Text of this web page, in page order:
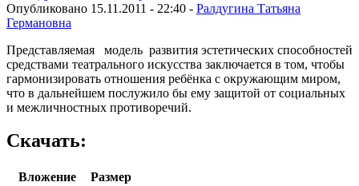
Опубликовано 15.11.2011 - 22:40 - Ралдугина Татьяна
Германовна
Представляемая модель развития эстетических способностей
средствами театрального искусства заключается в том, чтобы
гармонизировать отношения ребёнка с окружающим миром,
что в дальнейшем послужило бы ему защитой от социальных
и межличностных противоречий.
Скачать:
Вложение
Размер